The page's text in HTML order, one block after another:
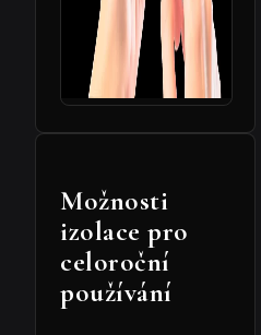
Možnosti
izolace pro
celoroční
používání